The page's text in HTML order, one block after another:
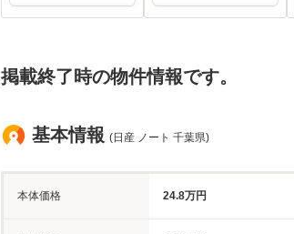
掲載終了時の物件情報です。
基本情報 (日産 ノート 千葉県)
本体価格 24.8万円